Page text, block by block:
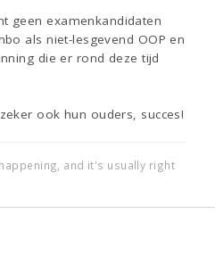
geen examenkandidaten
als niet-lesgevend OOP en
die er rond deze tijd
ook hun ouders, succes!
and it's usually right